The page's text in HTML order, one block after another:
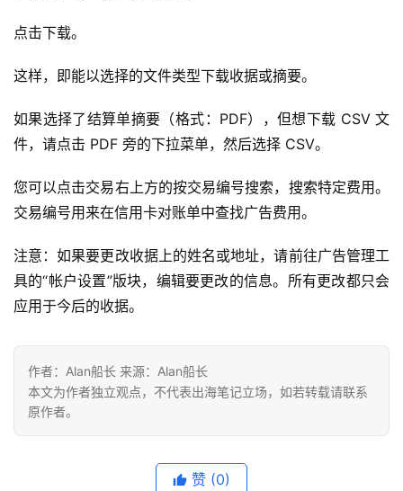
点击下载。
这样，即能以选择的文件类型下载收据或摘要。
如果选择了结算单摘要（格式：PDF），但想下载 CSV 文
件，请点击 PDF 旁的下拉菜单，然后选择 CSV。
您可以点击交易右上方的按交易编号搜索，搜索特定费用。
交易编号用来在信用卡对账单中查找广告费用。
注意：如果要更改收据上的姓名或地址，请前往广告管理工
具的“帐户设置”版块，编辑要更改的信息。所有更改都只会
应用于今后的收据。
作者：Alan船长 来源：Alan船长
本文为作者独立观点，不代表出海笔记立场，如若转载请联系
原作者。
赞 (0)